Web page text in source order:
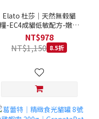
Elato 杜莎｜天然無榖貓
糧-EC4成貓低敏配方-嫩羊
野鹿 1.5kg｜杜莎 天然無
榖貓糧系列 貓糧
NT$978
NT$1,150 8.5折